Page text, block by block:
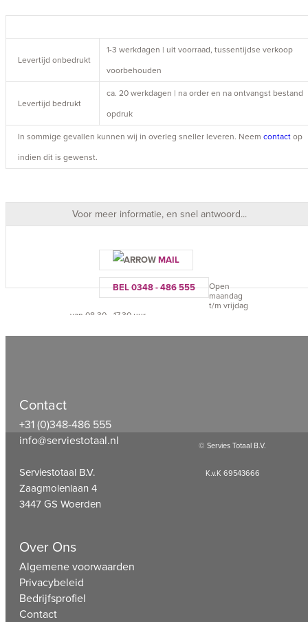
Levertijd onbedrukt
1-3 werkdagen | uit voorraad, tussentijdse verkoop
voorbehouden
Levertijd bedrukt
ca. 20 werkdagen | na order en na ontvangst bestand
opdruk
In sommige gevallen kunnen wij in overleg sneller leveren. Neem contact op
indien dit is gewenst.
Voor meer informatie, en snel antwoord...
MAIL
BEL 0348 - 486 555
Open
maandag
t/m vrijdag
van 08.30 - 17.30 uur.
Contact
+31 (0)348-486 555
info@serviestotaal.nl
Serviestotaal B.V.
Zaagmolenlaan 4
3447 GS Woerden
Over Ons
Algemene voorwaarden
Privacybeleid
Bedrijfsprofiel
Contact
© Servies Totaal B.V.
K.v.K 69543666